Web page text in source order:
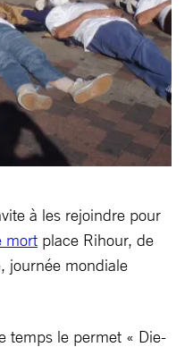
à les rejoindre pour
mort place Rihour, de
journée mondiale
temps le permet « Die-